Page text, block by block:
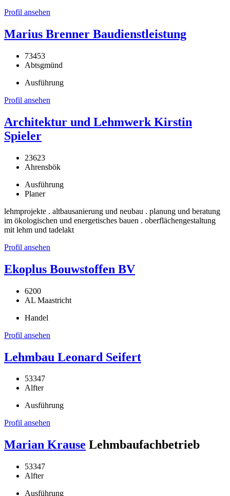
Profil ansehen
Marius Brenner Baudienstleistung
73453
Abtsgmünd
Ausführung
Profil ansehen
Architektur und Lehmwerk Kirstin
Spieler
23623
Ahrensbök
Ausführung
Planer
lehmprojekte . altbausanierung und neubau . planung und beratung
im ökologischen und energetisches bauen . oberflächengestaltung
mit lehm und tadelakt
Profil ansehen
Ekoplus Bouwstoffen BV
6200
AL Maastricht
Handel
Profil ansehen
Lehmbau Leonard Seifert
53347
Alfter
Ausführung
Profil ansehen
Marian Krause Lehmbaufachbetrieb
53347
Alfter
Ausführung